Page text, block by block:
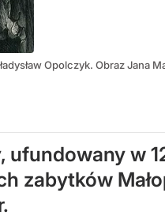
Opolczyk. Obraz Jana
w
zabytków